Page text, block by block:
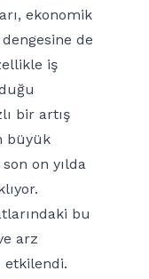
ekonomik
de
iş
bir artış
büyük
on yılda
bu
arz
etkilendi.